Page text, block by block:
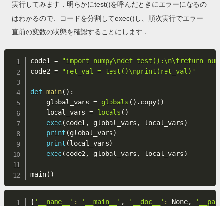
実行してみます．明らかにtest()を呼んだときにエラーになるの
はわかるので、コードを分割してexec()し、順次実行でエラー
直前の変数の状態を確認することにします．
code1 =
"import numpy\ndef test():\n\treturn
code2 = "ret_val = test()\nprint(ret_val)"
def main( ) :
    global_vars
= globals ( ) . copy( )
    local_vars
= locals ( )
exec(code1 , global_vars , local_vars)
print (global_vars)
print (local_vars)
exec(code2 , global_vars , local_vars)
main( )
{ '__name__' : '__main__' , '__doc__' : None,